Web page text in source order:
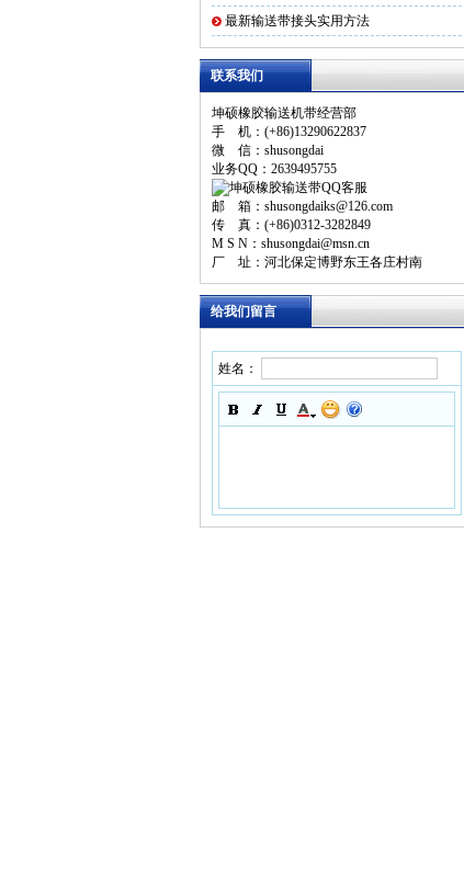
最新输送带接头实用方法
联系我们
坤硕橡胶输送机带经营部
手 机：(+86)13290622837
微 信：shusongdai
业务QQ：2639495755
邮 箱：shusongdaiks@126.com
传 真：(+86)0312-3282849
M S N：shusongdai@msn.cn
厂 址：河北保定博野东王各庄村南
给我们留言
姓名：